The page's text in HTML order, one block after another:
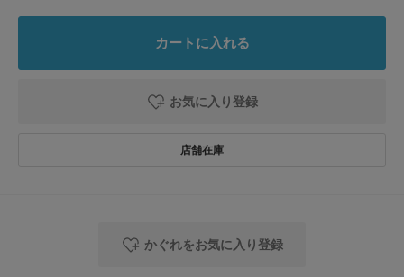
カートに入れる
お気に入り登録
かぐれをお気に入り登録